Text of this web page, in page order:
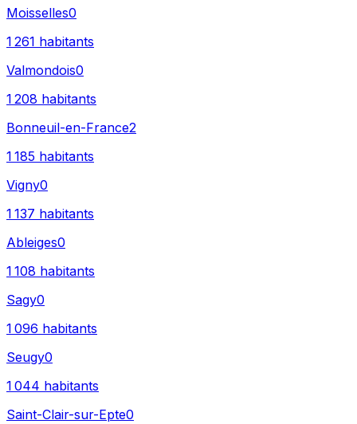
Moisselles0
1 261 habitants
Valmondois0
1 208 habitants
Bonneuil-en-France2
1 185 habitants
Vigny0
1 137 habitants
Ableiges0
1 108 habitants
Sagy0
1 096 habitants
Seugy0
1 044 habitants
Saint-Clair-sur-Epte0